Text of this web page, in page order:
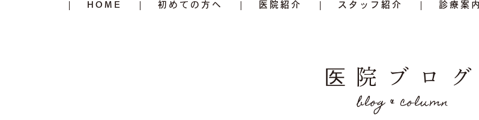
HOME 初めての方へ 医院紹介 スタッフ紹介 診療案内
医院ブログ
blog & column